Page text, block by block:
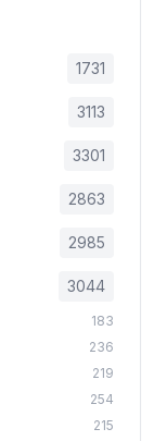
1731
3113
3301
2863
2985
3044
183
236
219
254
215